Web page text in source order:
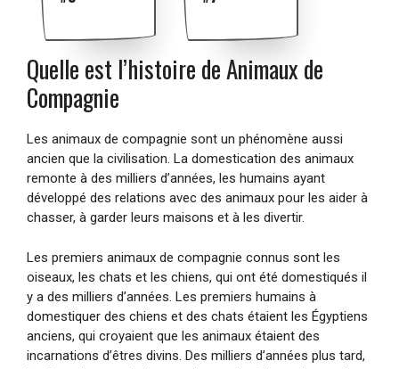
Quelle est l’histoire de Animaux de
Compagnie
Les animaux de compagnie sont un phénomène aussi
ancien que la civilisation. La domestication des animaux
remonte à des milliers d’années, les humains ayant
développé des relations avec des animaux pour les aider à
chasser, à garder leurs maisons et à les divertir.
Les premiers animaux de compagnie connus sont les
oiseaux, les chats et les chiens, qui ont été domestiqués il
y a des milliers d’années. Les premiers humains à
domestiquer des chiens et des chats étaient les Égyptiens
anciens, qui croyaient que les animaux étaient des
incarnations d’êtres divins. Des milliers d’années plus tard,